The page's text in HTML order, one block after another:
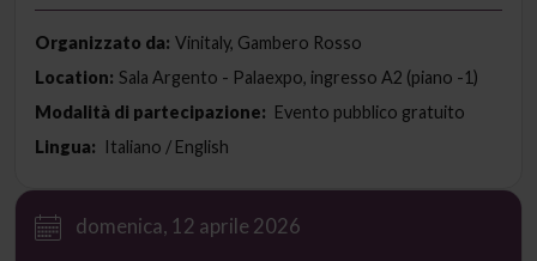
Organizzato da: Vinitaly, Gambero Rosso
Location: Sala Argento - Palaexpo, ingresso A2 (piano -1)
Modalità di partecipazione: Evento pubblico gratuito
Lingua: Italiano / English
domenica, 12 aprile 2026